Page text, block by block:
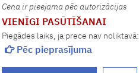
Cena ir pieejama pēc autorizācijas
VIENĪGI PASŪTĪŠANAI
Piegādes laiks, ja prece nav noliktavā:
Pēc pieprasījuma